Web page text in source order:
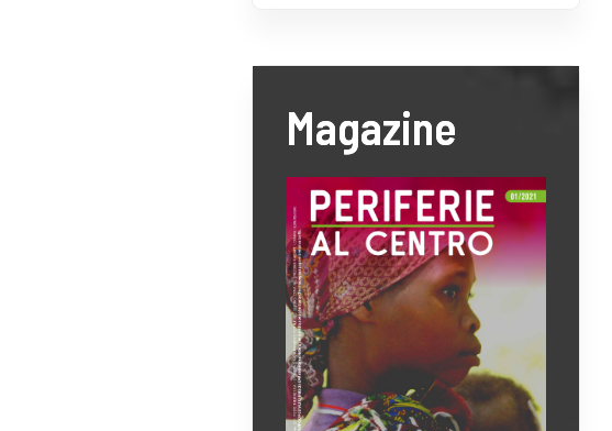
Magazine